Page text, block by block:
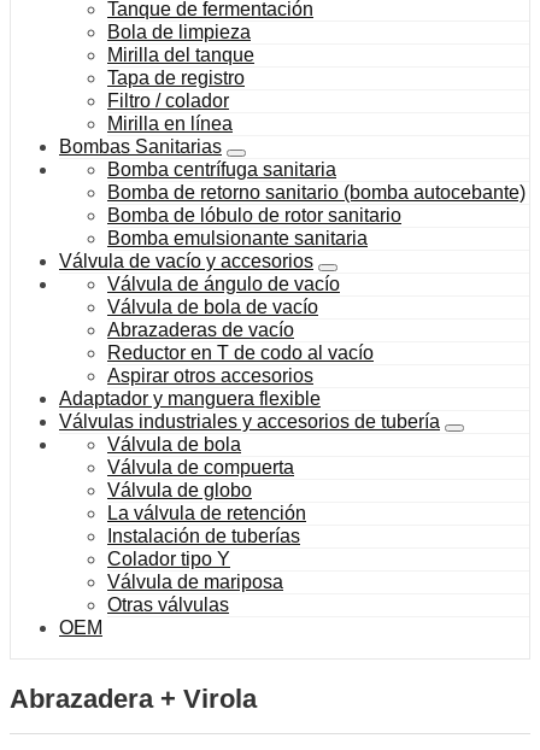
Tanque de fermentación
Bola de limpieza
Mirilla del tanque
Tapa de registro
Filtro / colador
Mirilla en línea
Bombas Sanitarias
Bomba centrífuga sanitaria
Bomba de retorno sanitario (bomba autocebante)
Bomba de lóbulo de rotor sanitario
Bomba emulsionante sanitaria
Válvula de vacío y accesorios
Válvula de ángulo de vacío
Válvula de bola de vacío
Abrazaderas de vacío
Reductor en T de codo al vacío
Aspirar otros accesorios
Adaptador y manguera flexible
Válvulas industriales y accesorios de tubería
Válvula de bola
Válvula de compuerta
Válvula de globo
La válvula de retención
Instalación de tuberías
Colador tipo Y
Válvula de mariposa
Otras válvulas
OEM
Abrazadera + Virola